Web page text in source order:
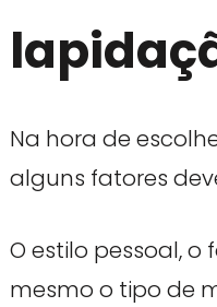
Na hora de
alguns fatores
O estilo pessoal,
mesmo o tipo de